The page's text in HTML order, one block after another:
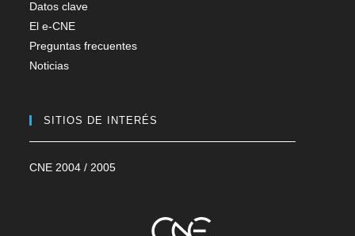
Datos clave
El e-CNE
Preguntas frecuentes
Noticias
SITIOS DE INTERÉS
CNE 2004 / 2005